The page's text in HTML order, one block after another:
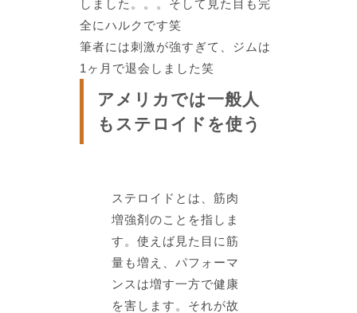
しました。。。 そして見た目も完
全にハルクです笑
筆者には刺激が強すぎて、ジムは
1ヶ月で退会しました笑
アメリカでは一般人
もステロイドを使う
ステロイドとは、筋肉
増強剤のこと を指しま
す。 使えば見た目に筋
量も増え、パフォーマ
ンスは増す一方で健康
を害します。 それが故